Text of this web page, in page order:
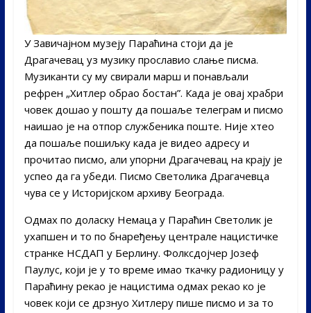
У Завичајном музеју Параћина стоји да је
Драгачевац уз музику прославио слање писма.
Музиканти су му свирали марш и понављали
рефрен „Хитлер обрао бостан”. Када је овај храбри
човек дошао у пошту да пошаље телеграм и писмо
наишао је на отпор службеника поште. Није хтео
да пошаље пошиљку када је видео адресу и
прочитао писмо, али упорни Драгачевац на крају је
успео да га убеди. Писмо Светолика Драгачевца
чува се у Историјском архиву Београда.
Одмах по доласку Немаца у Параћин Светолик је
ухапшен и то по бнаређењу централе нацистичке
странке НСДАП у Берлину. Фолксдојчер Јозеф
Паулус, који је у то време имао ткачку радионицу у
Параћину рекао је нацистима одмах рекао ко је
човек који се дрзнуо Хитлеру пише писмо и за то